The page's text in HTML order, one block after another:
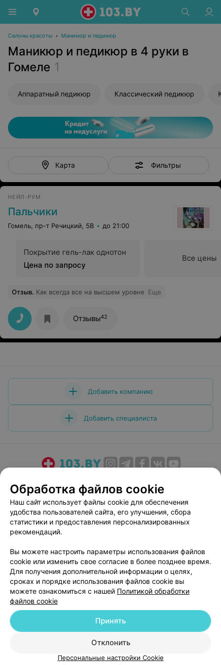
Салоны красоты • Маникюр и педикюр
Маникюр и педикюр в 4 руки в
Гомеле 1
Аппаратный педикюр Классический педикюр
Карта Фильтры
НЕЙЛ-РУМ
Пальчики
Гомель, пр-т Речицкий, 5В до 21:00
Покрытие гель-лак однотон
Цена по запросу
Все цены
Отзыв. Как всегда все на высшем уровне Еще
Отзывы42
Добавить компанию
Добавить специалиста
Медицинский маркетинг
Публичный договор
Пользовательское соглашение
Способы оплаты
Вакансии
Партнеры
Написать руководителю 103.by
Персональные настройки cookie
Обработка персональных данных
© 2026 ООО «Артокс Лаб», УНП 191700409| 220012, Республика Беларусь,
г. Минск, улица Толбухина, 2, пом. 16 | help@103.by
Обработка файлов cookie
Наш сайт использует файлы cookie для обеспечения
удобства пользователей сайта, его улучшения, сбора
статистики и предоставления персонализированных
рекомендаций.
Вы можете настроить параметры использования файлов
cookie или изменить свое согласие в более позднее время.
Для получения дополнительной информации о целях,
сроках и порядке использования файлов cookie вы
можете ознакомиться с нашей Политикой обработки
файлов cookie
Отклонить
Принять
Персональные настройки Cookie